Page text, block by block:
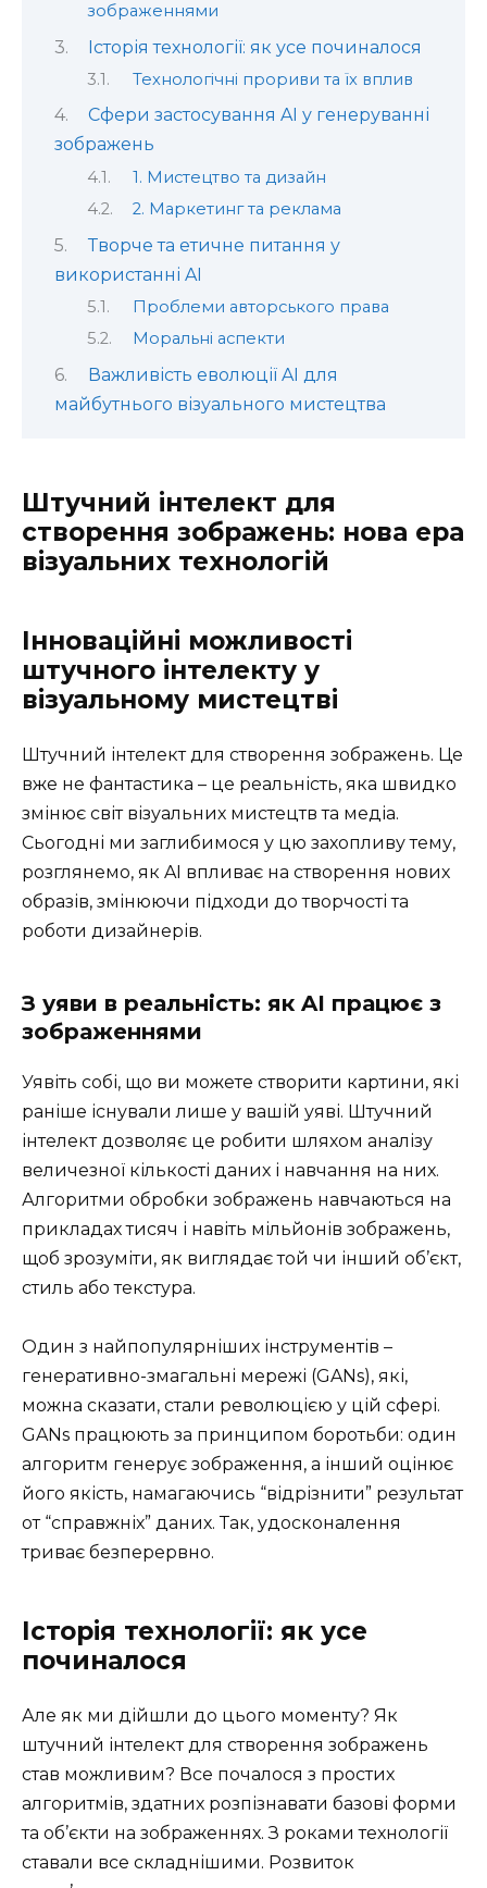
зображеннями
Історія технології: як усе починалося
Технологічні прориви та їх вплив
Сфери застосування AI у генеруванні
зображень
1. Мистецтво та дизайн
2. Маркетинг та реклама
Творче та етичне питання у
використанні AI
Проблеми авторського права
Моральні аспекти
Важливість еволюції AI для
майбутнього візуального мистецтва
Штучний інтелект для
створення зображень: нова ера
візуальних технологій
Інноваційні можливості
штучного інтелекту у
візуальному мистецтві
Штучний інтелект для створення зображень. Це
вже не фантастика – це реальність, яка швидко
змінює світ візуальних мистецтв та медіа.
Сьогодні ми заглибимося у цю захопливу тему,
розглянемо, як AI впливає на створення нових
образів, змінюючи підходи до творчості та
роботи дизайнерів.
З уяви в реальність: як AI працює з
зображеннями
Уявіть собі, що ви можете створити картини, які
раніше існували лише у вашій уяві. Штучний
інтелект дозволяє це робити шляхом аналізу
величезної кількості даних і навчання на них.
Алгоритми обробки зображень навчаються на
прикладах тисяч і навіть мільйонів зображень,
щоб зрозуміти, як виглядає той чи інший об’єкт,
стиль або текстура.
Один з найпопулярніших інструментів –
генеративно-змагальні мережі (GANs), які,
можна сказати, стали революцією у цій сфері.
GANs працюють за принципом боротьби: один
алгоритм генерує зображення, а інший оцінює
його якість, намагаючись “відрізнити” результат
от “справжніх” даних. Так, удосконалення
триває безперервно.
Історія технології: як усе
починалося
Але як ми дійшли до цього моменту? Як
штучний інтелект для створення зображень
став можливим? Все почалося з простих
алгоритмів, здатних розпізнавати базові форми
та об’єкти на зображеннях. З роками технології
ставали все складнішими. Розвиток